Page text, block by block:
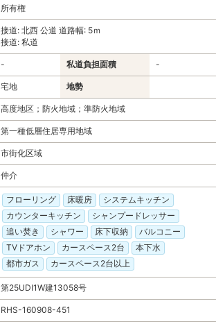
所有権
接道: 北西 公道 道路幅: 5ｍ
接道: 私道
- 私道負担面積 -
宅地 地勢
高度地区；防火地域；準防火地域
第一種低層住居専用地域
市街化区域
仲介
フローリング 床暖房
システムキッチン
カウンターキッチン
シャンプードレッサー
追い焚き
シャワー 床下収納
バルコニー
TVドアホン
カースペース2台
本下水
都市ガス
カースペース2台以上
第25UDI1W建13058号
RHS-160908-451